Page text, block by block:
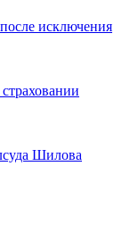
исключения
Шилова